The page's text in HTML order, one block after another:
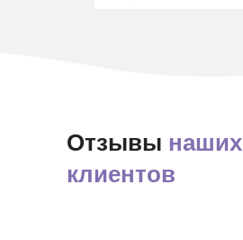
Отзывы наших
клиентов